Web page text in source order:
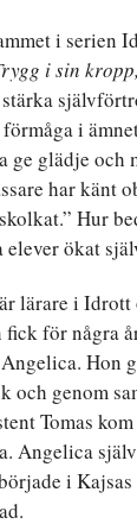
i serien
isin kropp,
i
ge glädje och
har känt
Hur
elever ökat
lärare i Idrott
för några
Hon
och genom
Tomas
Angelica
i